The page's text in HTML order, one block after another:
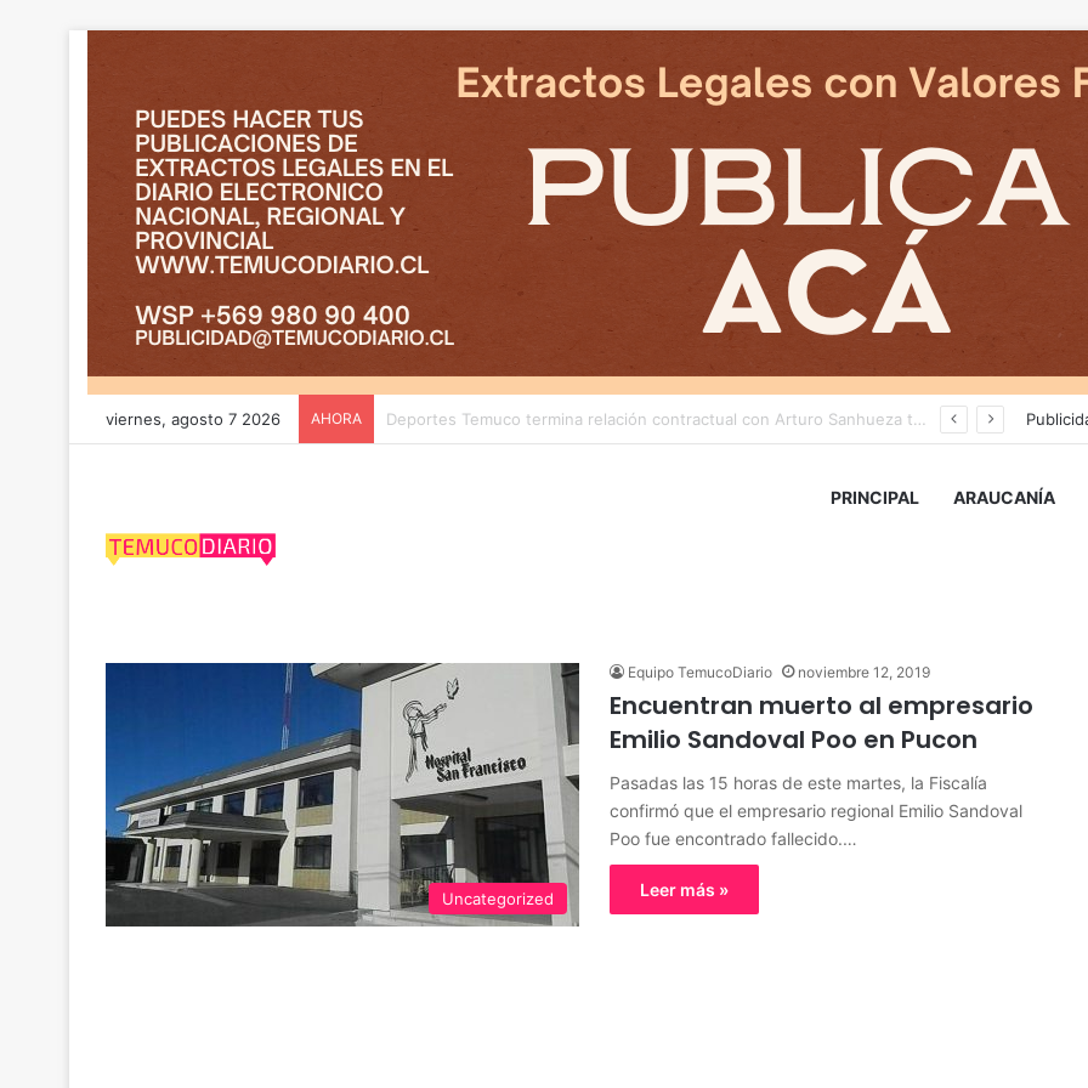
viernes, agosto 7 2026 AHORA Cámaras municipales de Temuco detectaron la comercialización de tonelada y media de mercadería asiática ilegal
PRINCIPAL ARAUCANÍA
dispararse
Uncategorized
Equipo TemucoDiario noviembre 12, 2019
Encuentran muerto al empresario
Emilio Sandoval Poo en Pucon
Pasadas las 15 horas de este martes, la Fiscalía
confirmó que el empresario regional Emilio Sandoval
Poo fue encontrado fallecido.…
Leer más »